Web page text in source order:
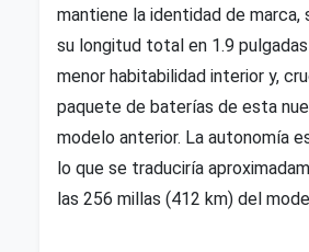
mantiene la identidad de
su longitud total en 1.9
menor habitabilidad interior y,
paquete de baterías de esta
modelo anterior. La autonomía
lo que se traduciría
las 256 millas (412 km) del